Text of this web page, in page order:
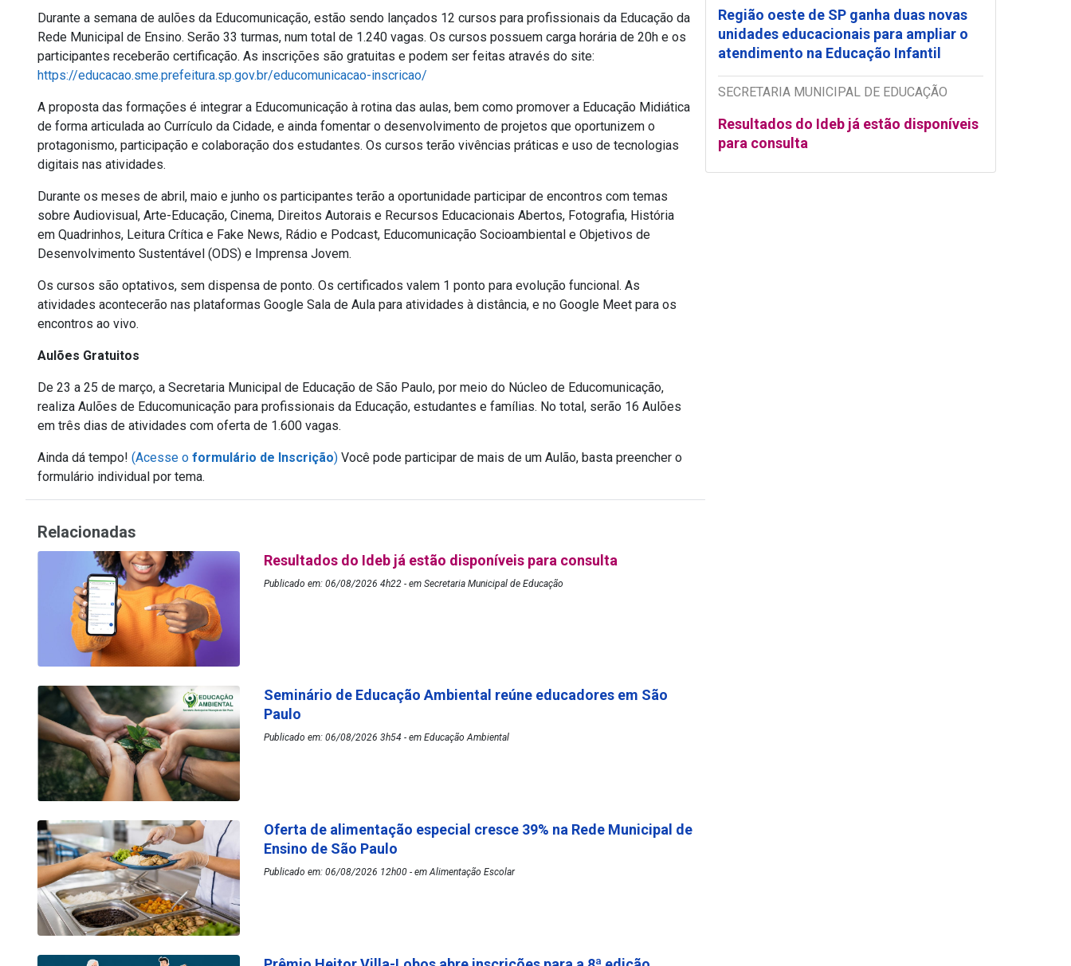
Durante a semana de aulões da Educomunicação, estão sendo lançados 12 cursos para profissionais da Educação da
Rede Municipal de Ensino. Serão 33 turmas, num total de 1.240 vagas. Os cursos possuem carga horária de 20h e os
participantes receberão certificação. As inscrições são gratuitas e podem ser feitas através do site:
https://educacao.sme.prefeitura.sp.gov.br/educomunicacao-inscricao/
A proposta das formações é integrar a Educomunicação à rotina das aulas, bem como promover a Educação Midiática
de forma articulada ao Currículo da Cidade, e ainda fomentar o desenvolvimento de projetos que oportunizem o
protagonismo, participação e colaboração dos estudantes. Os cursos terão vivências práticas e uso de tecnologias
digitais nas atividades.
Durante os meses de abril, maio e junho os participantes terão a oportunidade participar de encontros com temas
sobre Audiovisual, Arte-Educação, Cinema, Direitos Autorais e Recursos Educacionais Abertos, Fotografia, História
em Quadrinhos, Leitura Crítica e Fake News, Rádio e Podcast, Educomunicação Socioambiental e Objetivos de
Desenvolvimento Sustentável (ODS) e Imprensa Jovem.
Os cursos são optativos, sem dispensa de ponto. Os certificados valem 1 ponto para evolução funcional. As
atividades acontecerão nas plataformas Google Sala de Aula para atividades à distância, e no Google Meet para os
encontros ao vivo.
Aulões Gratuitos
De 23 a 25 de março, a Secretaria Municipal de Educação de São Paulo, por meio do Núcleo de Educomunicação,
realiza Aulões de Educomunicação para profissionais da Educação, estudantes e famílias. No total, serão 16 Aulões
em três dias de atividades com oferta de 1.600 vagas.
Ainda dá tempo! (Acesse o formulário de Inscrição) Você pode participar de mais de um Aulão, basta preencher o
formulário individual por tema.
Região oeste de SP ganha duas novas
unidades educacionais para ampliar o
atendimento na Educação Infantil
SECRETARIA MUNICIPAL DE EDUCAÇÃO
Resultados do Ideb já estão disponíveis
para consulta
Relacionadas
Resultados do Ideb já estão disponíveis para consulta
Publicado em: 06/08/2026 4h22 - em Secretaria Municipal de Educação
Seminário de Educação Ambiental reúne educadores em São
Paulo
Publicado em: 06/08/2026 3h54 - em Educação Ambiental
Oferta de alimentação especial cresce 39% na Rede Municipal de
Ensino de São Paulo
Publicado em: 06/08/2026 12h00 - em Alimentação Escolar